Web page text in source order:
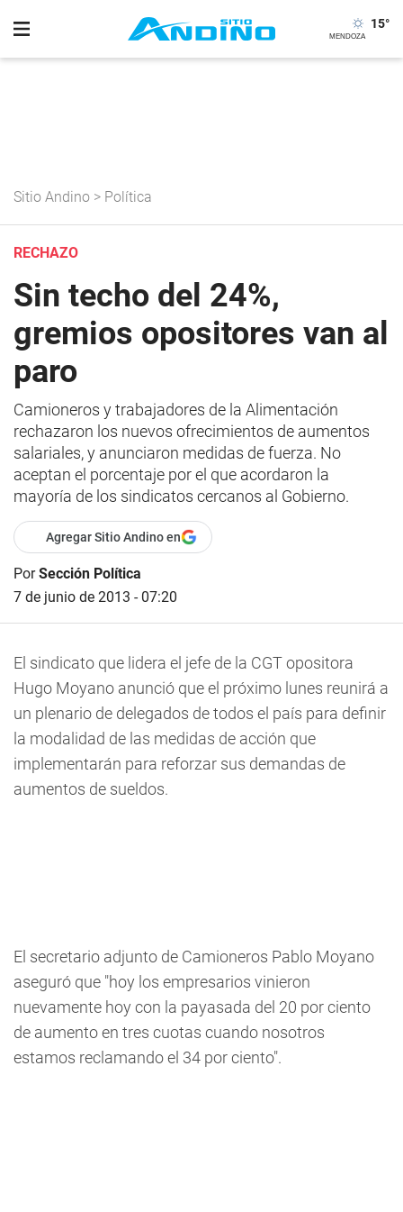
15°
Sitio Andino > Política
RECHAZO
Sin techo del 24%,
gremios opositores van al
paro
Camioneros y trabajadores de la Alimentación
rechazaron los nuevos ofrecimientos de aumentos
salariales, y anunciaron medidas de fuerza. No
aceptan el porcentaje por el que acordaron la
mayoría de los sindicatos cercanos al Gobierno.
Agregar Sitio Andino en
PorSección Política
7 de junio de 2013 - 07:20
El sindicato que lidera el jefe de la CGT opositora
Hugo Moyano anunció que el próximo lunes reunirá a
un plenario de delegados de todos el país para definir
la modalidad de las medidas de acción que
implementarán para reforzar sus demandas de
aumentos de sueldos.
El secretario adjunto de Camioneros Pablo Moyano
aseguró que "hoy los empresarios vinieron
nuevamente hoy con la payasada del 20 por ciento
de aumento en tres cuotas cuando nosotros
estamos reclamando el 34 por ciento".